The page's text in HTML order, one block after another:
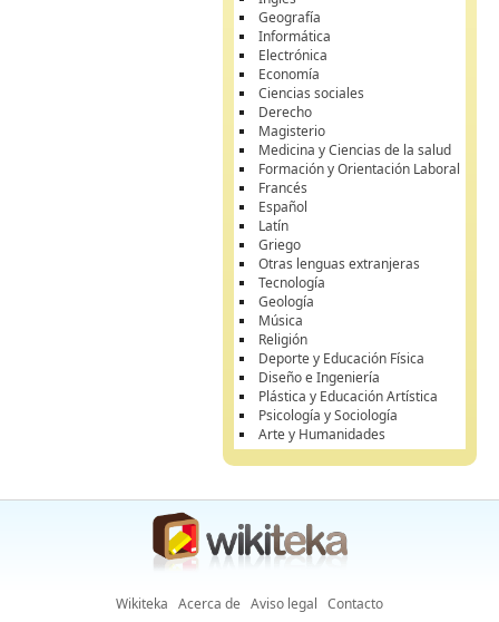
Geografía
Informática
Electrónica
Economía
Ciencias sociales
Derecho
Magisterio
Medicina y Ciencias de la salud
Formación y Orientación Laboral
Francés
Español
Latín
Griego
Otras lenguas extranjeras
Tecnología
Geología
Música
Religión
Deporte y Educación Física
Diseño e Ingeniería
Plástica y Educación Artística
Psicología y Sociología
Arte y Humanidades
Wikiteka Acerca de Aviso legal Contacto